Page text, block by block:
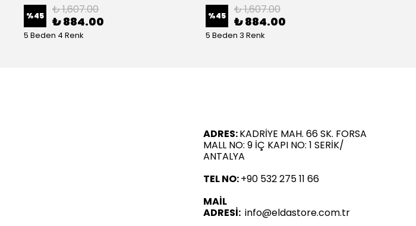
%45 ₺ 1,607.00
₺ 884.00
5 Beden 4 Renk
%45 ₺ 1,607.00
₺ 884.00
5 Beden 3 Renk
ADRES:KADRİYE MAH. 66 SK. FORSA
MALL NO: 9 İÇ KAPI NO: 1 SERİK/
ANTALYA
TEL NO:+90 532 275 11 66
MAİL
ADRESİ: info@eldastore.com.tr